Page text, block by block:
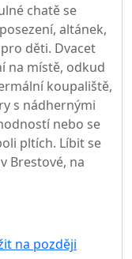
chatě se
altánek,
děti. Dvacet
na místě, odkud
koupaliště,
s nádhernými
nebo se
pltích. Líbit se
Brestové, na
na později